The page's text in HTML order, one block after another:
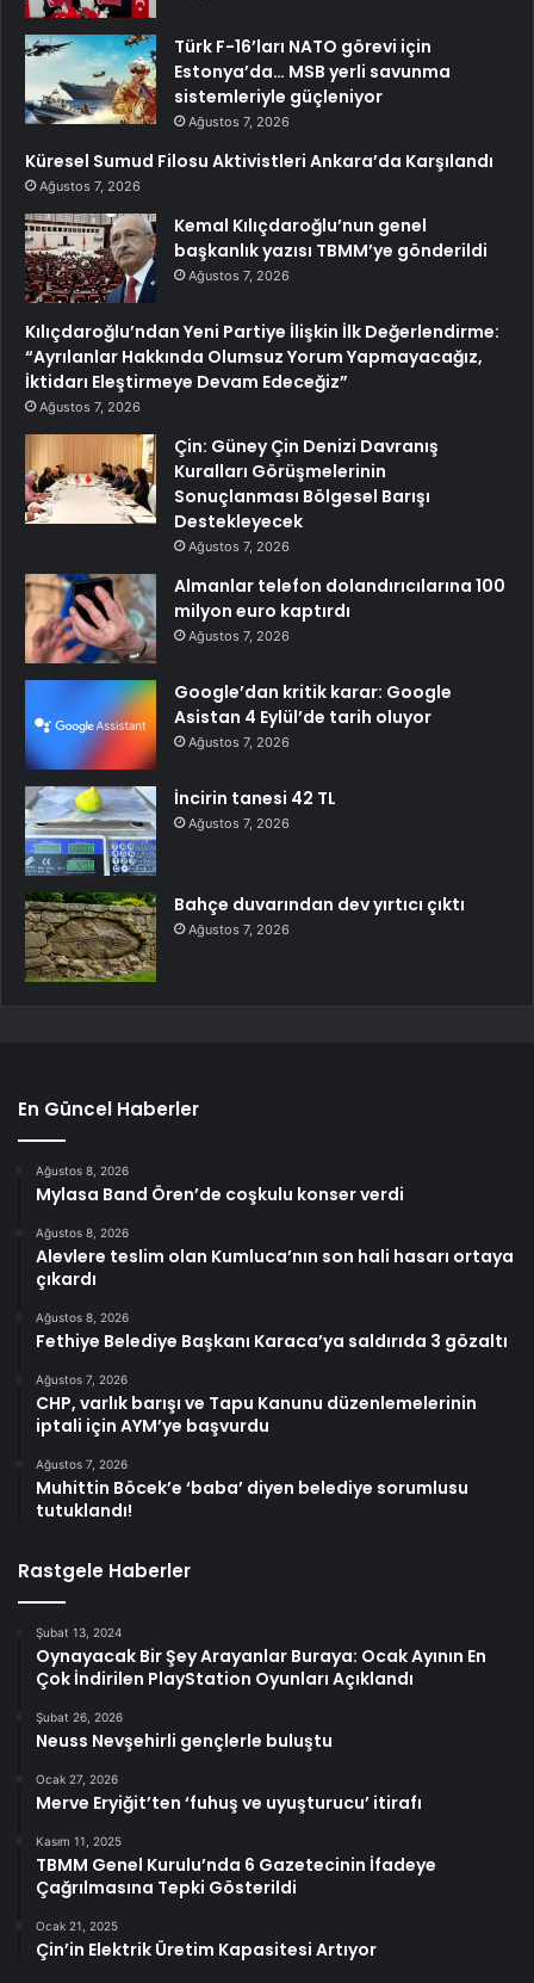
Türk F-16’ları NATO görevi için
Estonya’da… MSB yerli savunma
sistemleriyle güçleniyor
Ağustos 7, 2026
Küresel Sumud Filosu Aktivistleri Ankara’da Karşılandı
Ağustos 7, 2026
Kemal Kılıçdaroğlu’nun genel
başkanlık yazısı TBMM’ye gönderildi
Ağustos 7, 2026
Kılıçdaroğlu’ndan Yeni Partiye İlişkin İlk Değerlendirme:
“Ayrılanlar Hakkında Olumsuz Yorum Yapmayacağız,
İktidarı Eleştirmeye Devam Edeceğiz”
Ağustos 7, 2026
Çin: Güney Çin Denizi Davranış
Kuralları Görüşmelerinin
Sonuçlanması Bölgesel Barışı
Destekleyecek
Ağustos 7, 2026
Almanlar telefon dolandırıcılarına 100
milyon euro kaptırdı
Ağustos 7, 2026
Google’dan kritik karar: Google
Asistan 4 Eylül’de tarih oluyor
Ağustos 7, 2026
İncirin tanesi 42 TL
Ağustos 7, 2026
Bahçe duvarından dev yırtıcı çıktı
Ağustos 7, 2026
En Güncel Haberler
Ağustos 8, 2026
Mylasa Band Ören’de coşkulu konser verdi
Ağustos 8, 2026
Alevlere teslim olan Kumluca’nın son hali hasarı ortaya
çıkardı
Ağustos 8, 2026
Fethiye Belediye Başkanı Karaca’ya saldırıda 3 gözaltı
Ağustos 7, 2026
CHP, varlık barışı ve Tapu Kanunu düzenlemelerinin
iptali için AYM’ye başvurdu
Ağustos 7, 2026
Muhittin Böcek’e ‘baba’ diyen belediye sorumlusu
tutuklandı!
Rastgele Haberler
Şubat 13, 2024
Oynayacak Bir Şey Arayanlar Buraya: Ocak Ayının En
Çok İndirilen PlayStation Oyunları Açıklandı
Şubat 26, 2026
Neuss Nevşehirli gençlerle buluştu
Ocak 27, 2026
Merve Eryiğit’ten ‘fuhuş ve uyuşturucu’ itirafı
Kasım 11, 2025
TBMM Genel Kurulu’nda 6 Gazetecinin İfadeye
Çağrılmasına Tepki Gösterildi
Ocak 21, 2025
Çin’in Elektrik Üretim Kapasitesi Artıyor